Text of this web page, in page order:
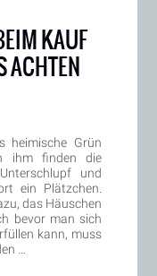
KAUF
ACHTEN
heimische Grün
ihm finden die
und
ein Plätzchen.
das Häuschen
bevor man sich
kann, muss
…